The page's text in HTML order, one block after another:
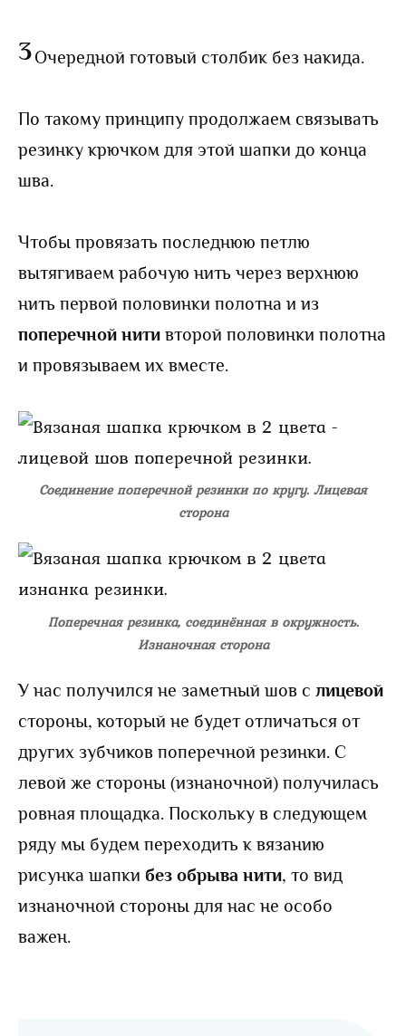
3Очередной готовый столбик без накида.
По такому принципу продолжаем связывать
резинку крючком для этой шапки до конца
шва.
Чтобы провязать последнюю петлю
вытягиваем рабочую нить через верхнюю
нить первой половинки полотна и из
поперечной нити второй половинки полотна
и провязываем их вместе.
Соединение поперечной резинки по кругу. Лицевая
сторона
Поперечная резинка, соединённая в окружность.
Изнаночная сторона
У нас получился не заметный шов с лицевой
стороны, который не будет отличаться от
других зубчиков поперечной резинки. С
левой же стороны (изнаночной) получилась
ровная площадка. Поскольку в следующем
ряду мы будем переходить к вязанию
рисунка шапки без обрыва нити, то вид
изнаночной стороны для нас не особо
важен.